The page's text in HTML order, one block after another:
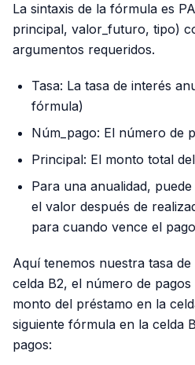
La sintaxis de la fórmula es
principal, valor_futuro, tipo)
argumentos requeridos.
Tasa: La tasa de interés
fórmula)
Núm_pago: El número de
Principal: El monto total
Para una anualidad,
el valor después de
para cuando vence el
Aquí tenemos nuestra tasa
celda B2, el número de
monto del préstamo en la
siguiente fórmula en la celda
pagos: